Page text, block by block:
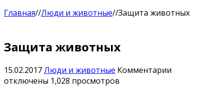
Главная//Люди и животные//Защита животных
Защита животных
15.02.2017Люди и животные Комментарии
отключены 1,028 просмотров